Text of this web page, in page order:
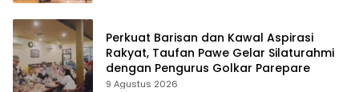
Perkuat Barisan dan Kawal Aspirasi
Rakyat, Taufan Pawe Gelar Silaturahmi
dengan Pengurus Golkar Parepare
9 Agustus 2026